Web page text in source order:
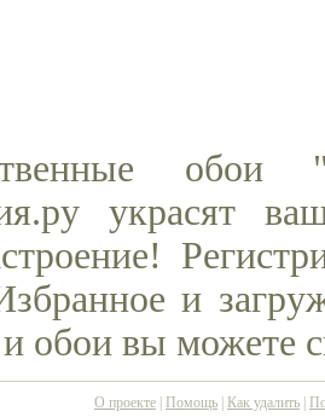
украсят
и
и обои вы можете
О проекте Помощь Как удалить